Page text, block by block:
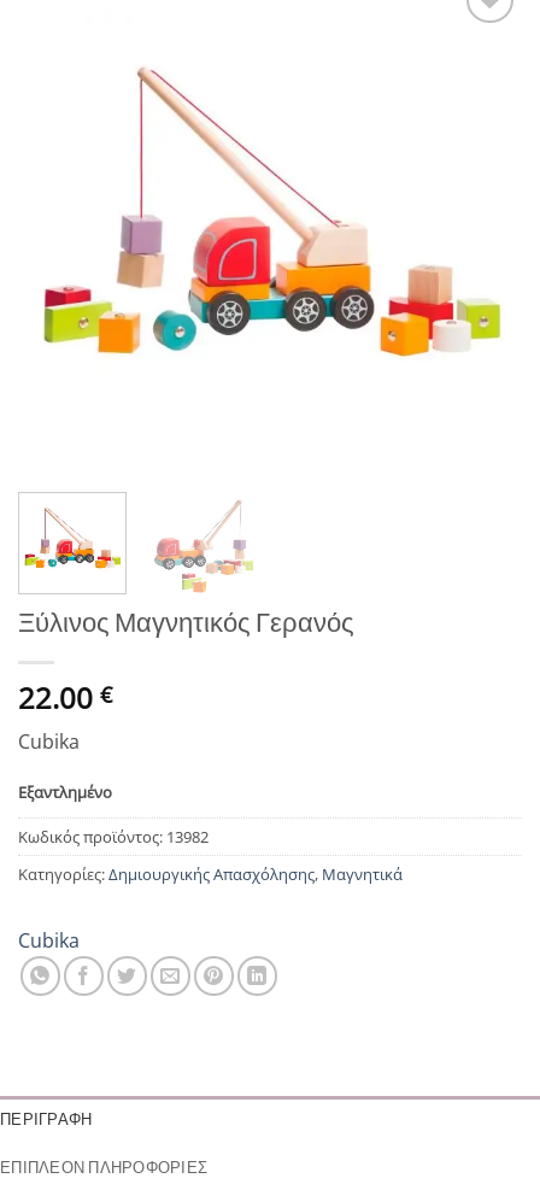
Ξύλινος Μαγνητικός Γερανός
22.00 €
Cubika
Εξαντλημένο
Κωδικός προϊόντος: 13982
Κατηγορίες:Δημιουργικής Απασχόλησης, Μαγνητικά
Cubika
ΠΕΡΙΓΡΑΦΉ
ΕΠΙΠΛΈΟΝ ΠΛΗΡΟΦΟΡΊΕΣ